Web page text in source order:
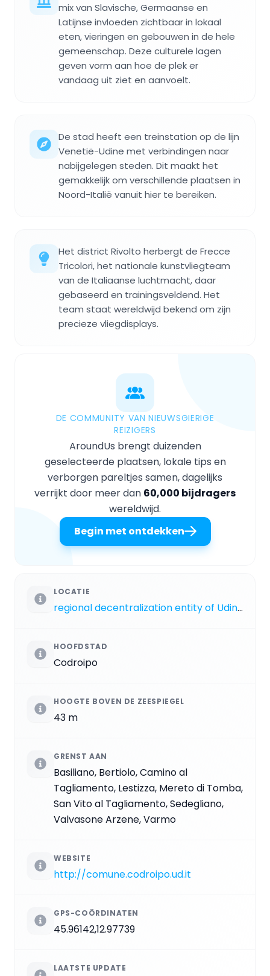
mix van Slavische, Germaanse en
Latijnse invloeden zichtbaar in lokaal
eten, vieringen en gebouwen in de hele
gemeenschap. Deze culturele lagen
geven vorm aan hoe de plek er
vandaag uit ziet en aanvoelt.
De stad heeft een treinstation op de lijn
Venetië-Udine met verbindingen naar
nabijgelegen steden. Dit maakt het
gemakkelijk om verschillende plaatsen in
Noord-Italië vanuit hier te bereiken.
Het district Rivolto herbergt de Frecce
Tricolori, het nationale kunstvliegteam
van de Italiaanse luchtmacht, daar
gebaseerd en trainingsveldend. Het
team staat wereldwijd bekend om zijn
precieze vliegdisplays.
DE COMMUNITY VAN NIEUWSGIERIGE
REIZIGERS
AroundUs brengt duizenden
geselecteerde plaatsen, lokale tips en
verborgen pareltjes samen, dagelijks
verrijkt door meer dan 60,000 bijdragers
wereldwijd.
Begin met ontdekken
LOCATIE
regional decentralization entity of Udine
HOOFDSTAD
Codroipo
HOOGTE BOVEN DE ZEESPIEGEL
43 m
GRENST AAN
Basiliano, Bertiolo, Camino al
Tagliamento, Lestizza, Mereto di Tomba,
San Vito al Tagliamento, Sedegliano,
Valvasone Arzene, Varmo
WEBSITE
http://comune.codroipo.ud.it
GPS-COÖRDINATEN
45.96142,12.97739
LAATSTE UPDATE